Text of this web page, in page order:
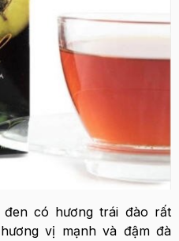
có hương trái đào rất
vị mạnh và đậm đà